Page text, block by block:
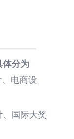
体分为
电商设
国际大奖